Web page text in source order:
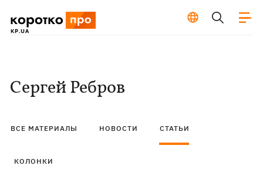
Сергей Ребров
ВСЕ МАТЕРИАЛЫ НОВОСТИ СТАТЬИ
КОЛОНКИ